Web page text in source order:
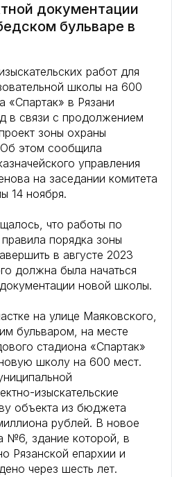
документации
бульваре в
работ для
школы на 600
«Спартак» в Рязани
в связи с продолжением
зоны охраны
Об этом сообщила
управления
на заседании комитета
14 ноября.
что работы по
порядка зоны
в августе 2023
должна была начаться
новой школы.
на улице Маяковского,
бульваром, на месте
стадиона «Спартак»
школу на 600 мест.
изыскательские
объекта из бюджета
рублей. В новое
№6, здание которой, в
Рязанской епархии и
через шесть лет.